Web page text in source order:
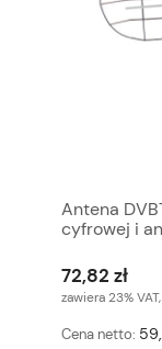
Antena
cyfrowej i
72,82 zł
zawiera 23%
Cena netto: